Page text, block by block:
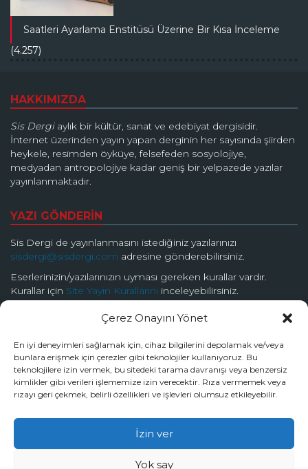
Çerez Onayını Yönet
En iyi deneyimleri sağlamak için, cihaz bilgilerini depolamak ve/veya
bunlara erişmek için çerezler gibi teknolojiler kullanıyoruz. Bu
teknolojilere izin vermek, bu sitedeki tarama davranışı veya benzersiz
kimlikler gibi verileri işlememize izin verecektir. Rıza vermemek veya
rızayı geri çekmek, belirli özellikleri ve işlevleri olumsuz etkileyebilir.
İzin ver
Yok say
Saatleri Ayarlama Enstitüsü Üzerine Bir Kısa İnceleme
(4.257)
HAKKIMIZDA
Sis Dergiaylık bir kültür, sanat ve edebiyat dergisidir.
İnternet üzerinden yayın yapan derginin her sayısında şiirden
heykele, resimden öyküye, felsefeden sosyolojiye,
medyadan antropolojiye kadar geniş bir yelpazede yazılar
yayınlanmaktadır.
YAZI GÖNDERİN
Sis Dergi de yayınlanmasını istediğiniz yazılarınızı
sisdergi@sisdergi.com adresine gönderebilirsiniz.
Eserlerinizin/yazılarınızın uyması gereken kurallar vardır.
Kurallar için Site Yayın Kurallarını inceleyebilirsiniz.
BİZİ TAKİP EDİN
© 2026 Sis Dergi | Ardında Güzellik Saklar
Tüm hakları Sis Dergi’ye aittir.